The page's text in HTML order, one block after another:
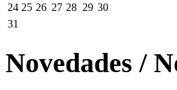
24 25 26 27 28 29 30
31
Novedades /